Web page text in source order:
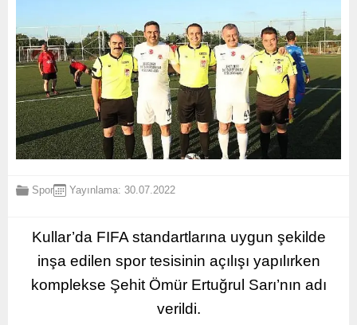
Spor Yayınlama: 30.07.2022
Kullar’da FIFA standartlarına uygun şekilde
inşa edilen spor tesisinin açılışı yapılırken
komplekse Şehit Ömür Ertuğrul Sarı’nın adı
verildi.